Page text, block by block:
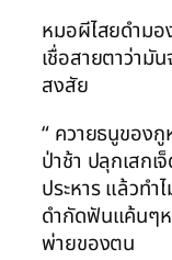
หมอผีไสยดำมอ
เชื่อสายตาว่ามั
สงสัย
“ ควายธนูของ
ป่าช้า ปลุกเสกเ
ประหาร แล้วทำ
ดำกัดฟันแค้นๆ
พ่ายของตน